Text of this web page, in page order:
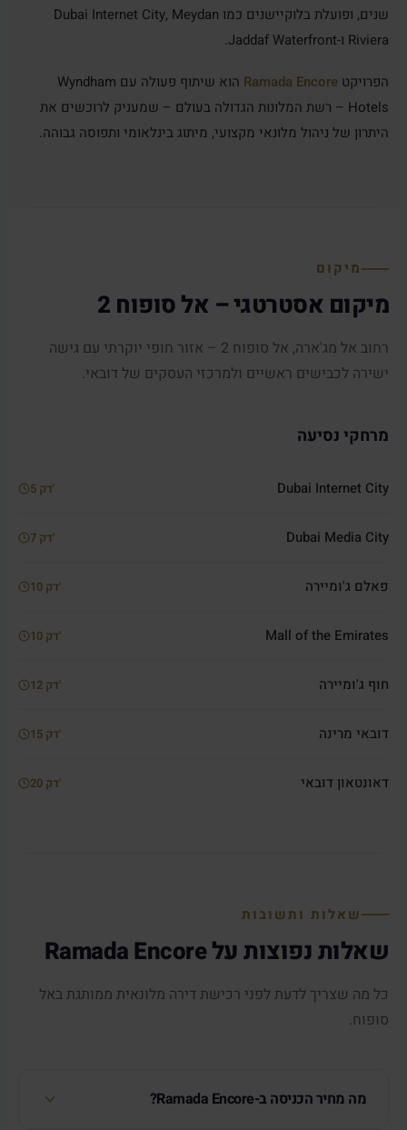
שנים, ופועלת בלוקיישנים כמו Dubai Internet City, Meydan
Riviera ו-Jaddaf Waterfront.
הפרויקט Ramada Encore
הוא שיתוף פעולה עם Wyndham
Hotels – רשת המלונות הגדולה בעולם – שמעניק לרוכשים את
היתרון של ניהול מלונאי מקצועי, מיתוג בינלאומי ותפוסה גבוהה.
מיקום
מיקום אסטרטגי – אל סופוח 2
רחוב אל מג'ארה, אל סופוח 2 – אזור חופי יוקרתי עם גישה
ישירה לכבישים ראשיים ולמרכזי העסקים של דובאי.
מרחקי נסיעה
Dubai Internet City 5 דק'
Dubai Media City 7 דק'
פאלם ג'ומיירה 10 דק'
Mall of the Emirates 10 דק'
חוף ג'ומיירה 12 דק'
דובאי מרינה 15 דק'
דאונטאון דובאי 20 דק'
שאלות ותשובות
שאלות נפוצות על Ramada Encore
כל מה שצריך לדעת לפני רכישת דירה מלונאית ממותגת באל
סופוח.
מה מחיר הכניסה ב-Ramada Encore?